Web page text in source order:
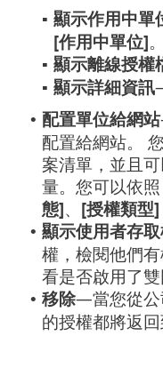
▪ 顯示作用中單
[作用中單位]。
▪ 顯示離線授權
▪ 顯示詳細資訊
• 配置單位給網站
配置給網站。
案清單，並且
量。您可以依照
態]、 [授權類型]
• 顯示使用者存
權，檢閱他們
看是否啟用了雙
• 移除—當您從公
的授權都將返回